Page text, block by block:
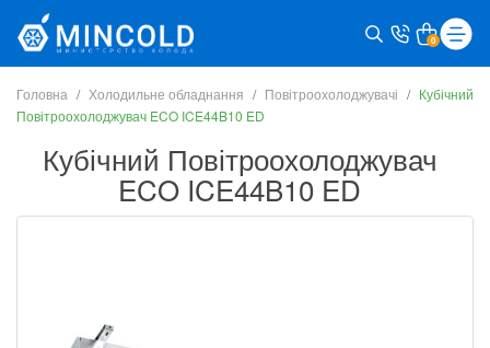
0
Головна Холодильне обладнання Повітроохолоджувачі
Кубічний
Повітроохолоджувач ECO ICE44B10 ED
Кубічний Повітроохолоджувач
ECO ICE44B10 ED